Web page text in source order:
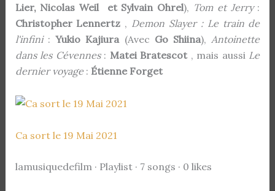
Lier, Nicolas Weil et Sylvain Ohrel), Tom et Jerry:
Christopher Lennertz , Demon Slayer : Le train de
l'infini:Yukio Kajiura (Avec Go Shiina), Antoinette
dans les Cévennes: Matei Bratescot, mais aussi Le
dernier voyage: Étienne Forget
Ca sort le 19 Mai 2021
lamusiquedefilm · Playlist · 7 songs · 0 likes